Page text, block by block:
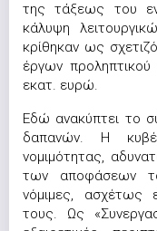
της τάξεως του
κάλυψη
κρίθηκαν ως
έργων προληπτικού
εκατ. ευρώ.
Εδώ ανακύπτει το
δαπανών. Η
νομιμότητας,
των αποφάσεων
νόμιμες, ασχέτως
τους. Ως